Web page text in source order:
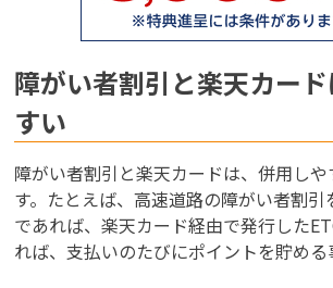
障がい者割引と楽天カー
すい
障がい者割引と楽天カードは、併用し
す。たとえば、高速道路の障がい者割
であれば、楽天カード経由で発行した
れば、支払いのたびにポイントを貯める